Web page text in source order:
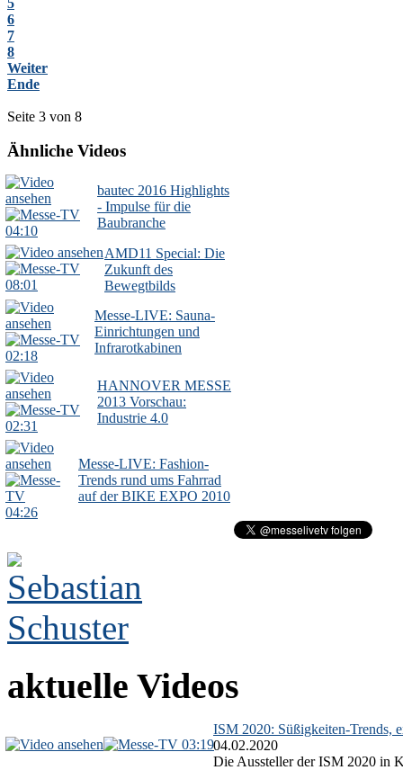
6
7
8
Weiter
Ende
Seite 3 von 8
Ähnliche Videos
04:10
bautec 2016 Highlights
- Impulse für die
Baubranche
08:01
AMD11 Special: Die
Zukunft des
Bewegtbilds
02:18
Messe-LIVE: Sauna-
Einrichtungen und
Infrarotkabinen
02:31
HANNOVER MESSE
2013 Vorschau:
Industrie 4.0
04:26
Messe-LIVE: Fashion-
Trends rund ums Fahrrad
auf der BIKE EXPO 2010
aktuelle Videos
03:19
ISM 2020: Süßigkeiten-Trends,
04.02.2020
Die Aussteller der ISM 2020 in